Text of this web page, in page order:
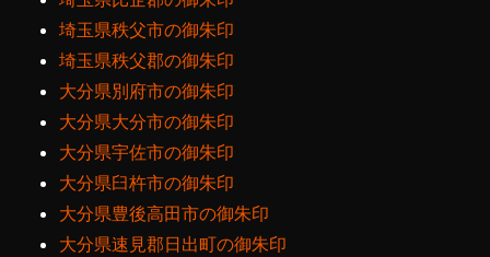
埼玉県秩父市の御朱印
埼玉県秩父郡の御朱印
大分県別府市の御朱印
大分県大分市の御朱印
大分県宇佐市の御朱印
大分県臼杵市の御朱印
大分県豊後高田市の御朱印
大分県速見郡日出町の御朱印